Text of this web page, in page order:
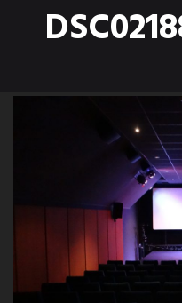
FILMS À L'AFFICHE
INFOS